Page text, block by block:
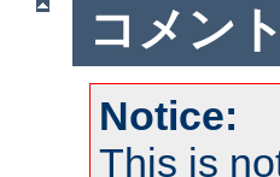
コメント
Notice:
This is